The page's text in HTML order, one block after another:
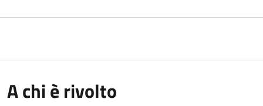
A chi è rivolto